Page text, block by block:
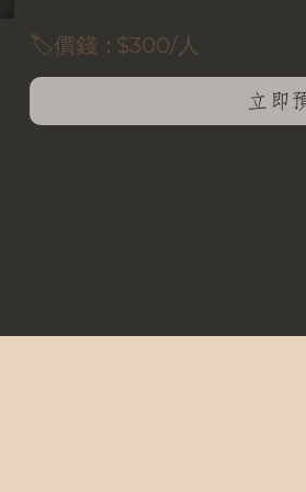
$300/人
🏷️價錢：
立即